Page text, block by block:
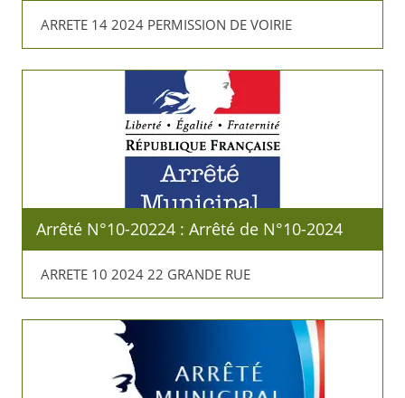
ARRETE 14 2024 PERMISSION DE VOIRIE
Arrêté N°10-20224 : Arrêté de N°10-2024
ARRETE 10 2024 22 GRANDE RUE